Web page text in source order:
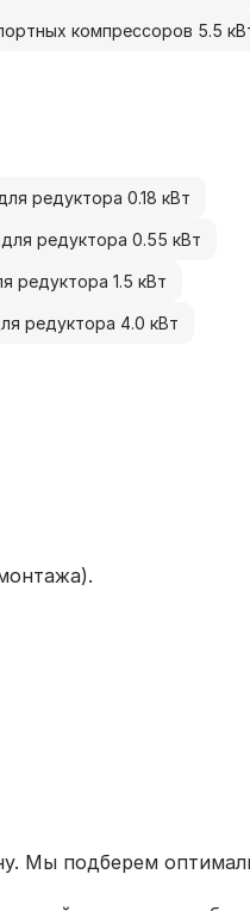
компрессоров 5.5
редуктора 0.18 кВт
редуктора 0.55 кВт
редуктора 1.5 кВт
редуктора 4.0 кВт
Мы подберем